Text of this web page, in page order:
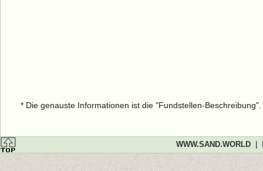
* Die genauste Informationen ist die "Fundstellen-
WWW.SAND.WORLD|